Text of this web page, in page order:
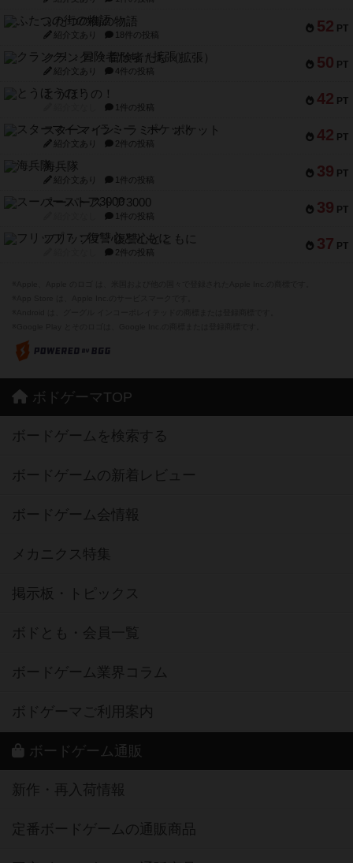
52 PT
ふたつの街の物語
紹介文あり 18件の投稿
50 PT
クランク! ：冒険者たち（拡張）
紹介文あり 4件の投稿
42 PT
とうほうの！
1件の投稿
42 PT
スターマイン・ラミー ポケット
紹介文あり 2件の投稿
39 PT
海兵隊
紹介文あり 1件の投稿
39 PT
スーパーストア3000
1件の投稿
37 PT
フリップ７：復讐心とともに
2件の投稿
ボドゲーマTOP
ボードゲームを検索する
ボードゲームの新着レビュー
ボードゲーム会情報
メカニクス特集
掲示板・トピックス
ボドとも・会員一覧
ボードゲーム業界コラム
ボドゲーマご利用案内
ボードゲーム通販
新作・再入荷情報
定番ボードゲームの通販商品